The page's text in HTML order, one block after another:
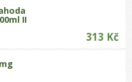
II
313 Kč